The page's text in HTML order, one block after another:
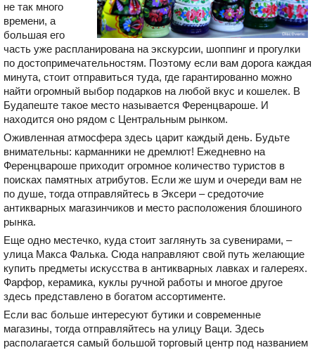
не так много
времени, а
большая его
часть уже распланирована на экскурсии, шоппинг и прогулки
по достопримечательностям. Поэтому если вам дорога каждая
минута, стоит отправиться туда, где гарантированно можно
найти огромный выбор подарков на любой вкус и кошелек. В
Будапеште такое место называется Ференцвароше. И
находится оно рядом с Центральным рынком.
Оживленная атмосфера здесь царит каждый день. Будьте
внимательны: карманники не дремлют! Ежедневно на
Ференцвароше приходит огромное количество туристов в
поисках памятных атрибутов. Если же шум и очереди вам не
по душе, тогда отправляйтесь в Эксери – средоточие
антикварных магазинчиков и место расположения блошиного
рынка.
Еще одно местечко, куда стоит заглянуть за сувенирами, –
улица Макса Фалька. Сюда направляют свой путь желающие
купить предметы искусства в антикварных лавках и галереях.
Фарфор, керамика, куклы ручной работы и многое другое
здесь представлено в богатом ассортименте.
Если вас больше интересуют бутики и современные
магазины, тогда отправляйтесь на улицу Ваци. Здесь
располагается самый большой торговый центр под названием